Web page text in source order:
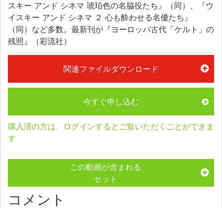
スキー アンド シネマ 琥珀色の名脇役たち』（同）、『ウ
イスキー アンド シネマ ２ 心も酔わせる名優たち』
（同）など多数。最新刊が『ヨーロッパ古代「ケルト」の
残照』（彩流社）
関連ファイルダウンロード
今すぐ申し込む
購入済の方は、ログインするとご覧いただくことができま
す
この動画が含まれる
セット
コメント